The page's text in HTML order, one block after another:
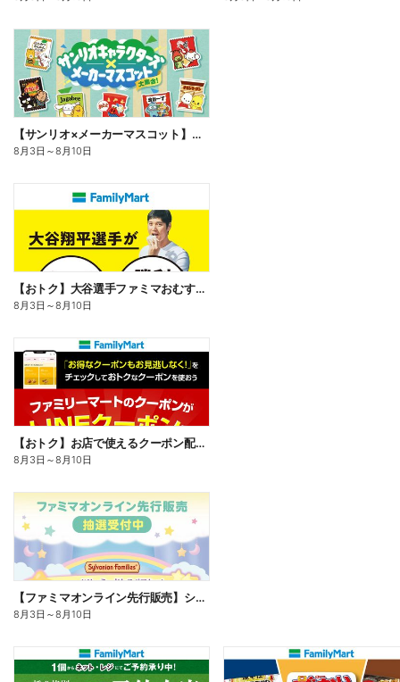
【サンリオ×メーカーマスコット】オリジナルグッズ貰える!
8月3日 ～8月10日
【おトク】大谷選手ファミマおむすび割
8月3日 ～8月10日
【おトク】お店で使えるクーポン配信中
8月3日 ～8月10日
【ファミマオンライン先行販売】シルバニアファミリー
8月3日 ～8月10日